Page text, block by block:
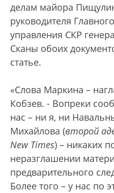
делам майора
руководителя
управления СКР
Сканы обоих
статье.
«Слова Маркина –
Кобзев. - Вопреки
нас – ни я, ни
Михайлова (второй
New Times) – никаких
неразглашении
предварительного
Более того – у нас по